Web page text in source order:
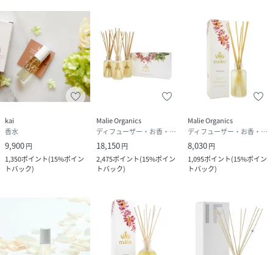
kai
香水
9,900円
1,350ポイント(15%ポイン
トバック)
Malie Organics
ディフューザー・お香・アロマオイル・キャンドル
18,150円
2,475ポイント(15%ポイン
トバック)
Malie Organics
ディフューザー・お香・アロマオイル・キャンドル
8,030円
1,095ポイント(15%ポイン
トバック)